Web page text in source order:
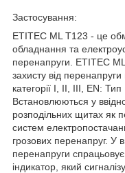
Застосування:
ETITEC ML T123 - це
обладнання та
перенапруги. ETITEC
захисту від перенапруги
категорії I, II, III, EN:
Встановлюються у
розподільних щитах як
систем
грозових перенапруг. У
перенапруги
індикатор, який